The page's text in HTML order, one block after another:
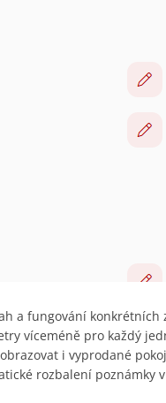
a fungování konkrétních
víceméně pro každý
i vyprodané
rozbalení poznámky